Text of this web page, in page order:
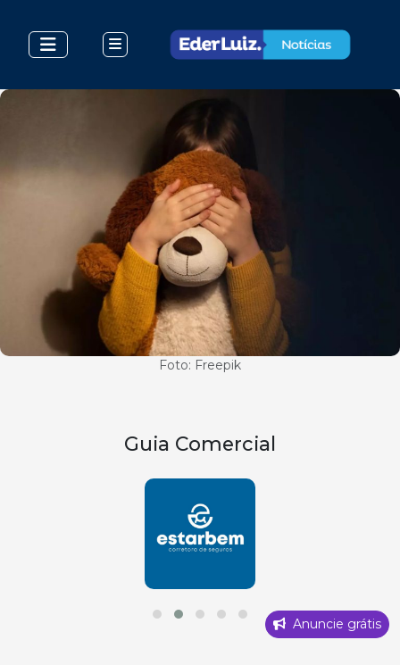
Foto: Freepik
Guia Comercial
Anuncie grátis